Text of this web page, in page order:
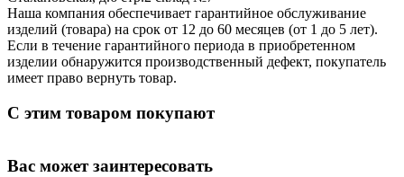
Наша компания обеспечивает гарантийное обслуживание
изделий (товара) на срок от 12 до 60 месяцев (от 1 до 5 лет).
Если в течение гарантийного периода в приобретенном
изделии обнаружится производственный дефект, покупатель
имеет право вернуть товар.
С этим товаром покупают
Вас может заинтересовать